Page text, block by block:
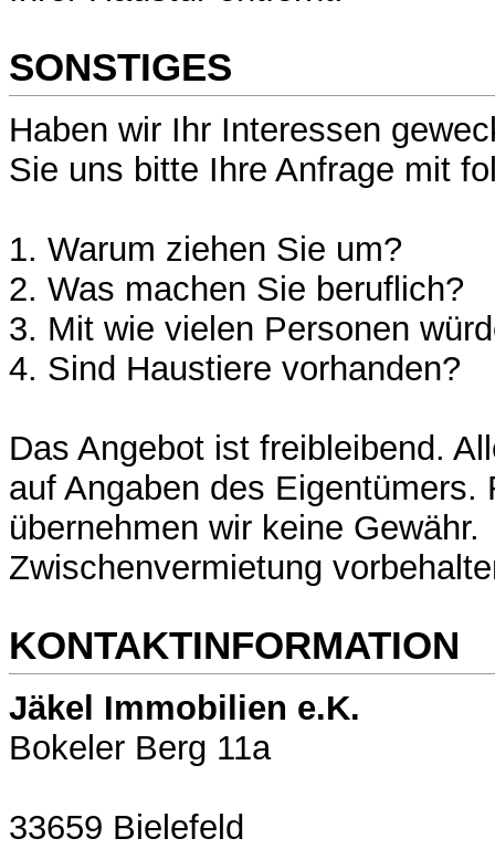
SONSTIGES
Haben wir Ihr Interessen
Sie uns bitte Ihre Anfrage mit
1. Warum ziehen Sie um?
2. Was machen Sie beruflich?
3. Mit wie vielen Personen
4. Sind Haustiere vorhanden?
Das Angebot ist freibleibend.
auf Angaben des Eigentümers.
übernehmen wir keine Gewähr.
Zwischenvermietung
KONTAKTINFORMATION
Jäkel Immobilien e.K.
Bokeler Berg 11a
33659 Bielefeld